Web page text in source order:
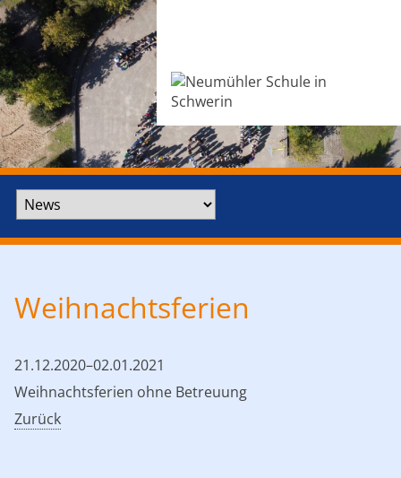
Weihnachtsferien
21.12.2020–02.01.2021
Weihnachtsferien ohne Betreuung
Zurück